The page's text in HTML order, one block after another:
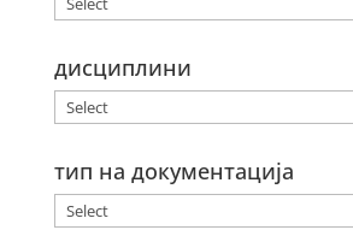
дисциплини
тип на документација